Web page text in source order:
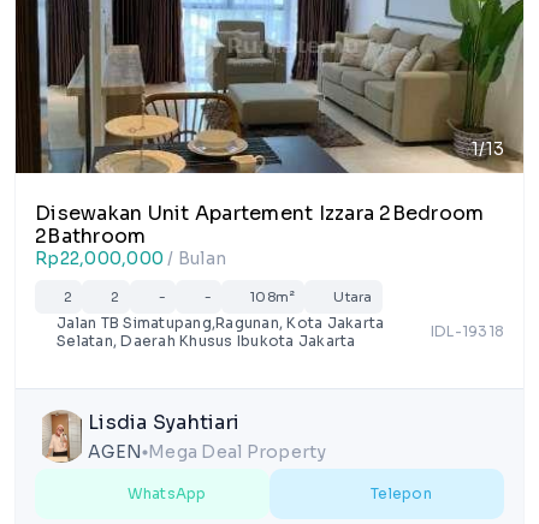
1/13
Disewakan Unit Apartement Izzara 2Bedroom
2Bathroom
Rp22,000,000/ Bulan
2 2 - - 108m² Utara
Jalan TB Simatupang,Ragunan, Kota Jakarta
Selatan, Daerah Khusus Ibukota Jakarta
IDL-19318
Lisdia Syahtiari
AGEN lens Mega Deal Property
WhatsApp Telepon